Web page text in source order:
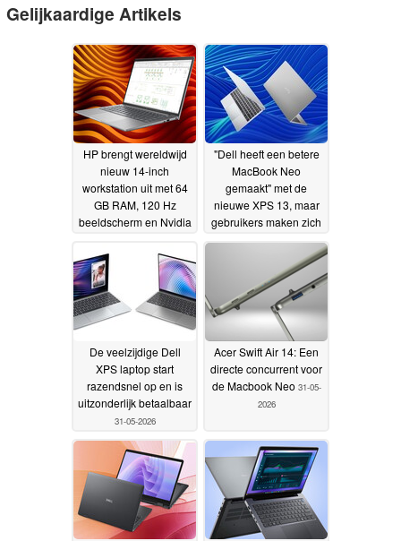
Gelijkaardige Artikels
HP brengt wereldwijd
nieuw 14-inch
workstation uit met 64
GB RAM, 120 Hz
beeldscherm en Nvidia
"Dell heeft een betere
MacBook Neo
gemaakt" met de
nieuwe XPS 13, maar
gebruikers maken zich
zorgen over Windows
01-06-
2026
De veelzijdige Dell
XPS laptop start
razendsnel op en is
uitzonderlijk betaalbaar
31-05-2026
Acer Swift Air 14: Een
directe concurrent voor
de Macbook Neo 31-05-
2026